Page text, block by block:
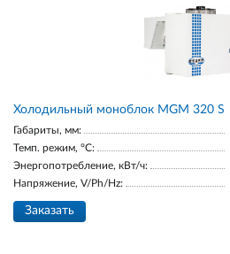
Холодильный моноблок MGM 320 S
Габариты, мм:
Темп. режим, °С:
Энергопотребление, кВт/ч:
Напряжение, V/Ph/Hz:
Заказать